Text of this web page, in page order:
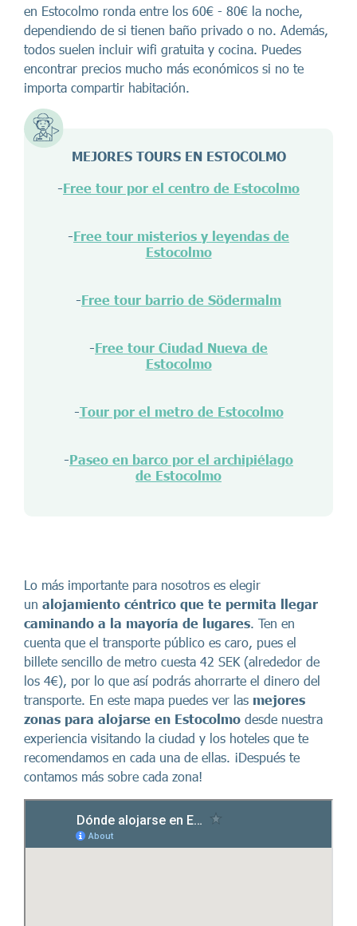
en Estocolmo ronda entre los 60€ - 80€ la noche,
dependiendo de si tienen baño privado o no. Además,
todos suelen incluir wifi gratuita y cocina. Puedes
encontrar precios mucho más económicos si no te
importa compartir habitación.
MEJORES TOURS EN ESTOCOLMO
-Free tour por el centro de Estocolmo
-Free tour misterios y leyendas de
Estocolmo
-Free tour barrio de Södermalm
-Free tour Ciudad Nueva de
Estocolmo
-Tour por el metro de Estocolmo
-Paseo en barco por el archipiélago
de Estocolmo
Lo más importante para nosotros es elegir
un alojamiento céntrico que te permita llegar
caminando a la mayoría de lugares. Ten en
cuenta que el transporte público es caro, pues el
billete sencillo de metro cuesta 42 SEK (alrededor de
los 4€), por lo que así podrás ahorrarte el dinero del
transporte. En este mapa puedes ver las mejores
zonas para alojarse en Estocolmo desde nuestra
experiencia visitando la ciudad y los hoteles que te
recomendamos en cada una de ellas. ¡Después te
contamos más sobre cada zona!